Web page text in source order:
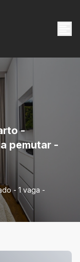
-
pemutar -
- 1 vaga -